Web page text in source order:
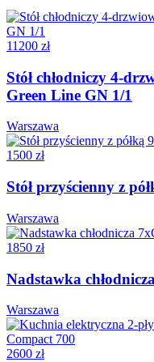
11200 zł
Stół chłodniczy 4-
Green Line GN 1/1
Warszawa
1500 zł
Stół przyścienny z
Warszawa
1850 zł
Nadstawka
Warszawa
2600 zł